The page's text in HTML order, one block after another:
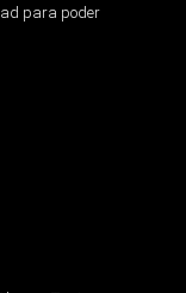
para poder